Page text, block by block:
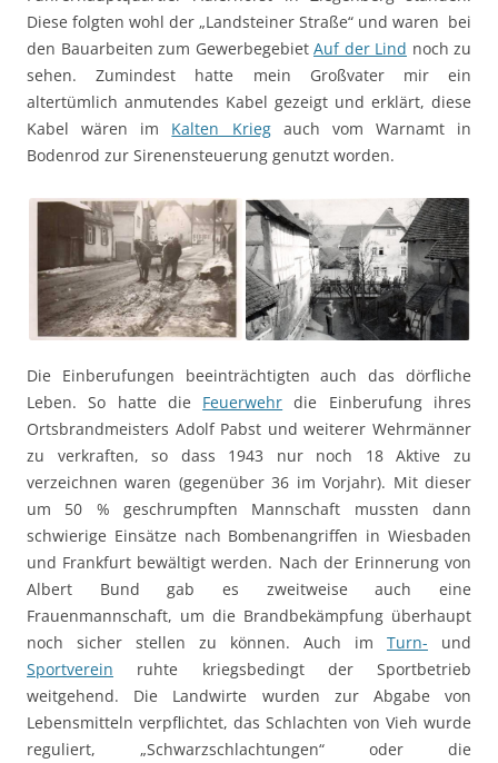
Diese folgten wohl der „Landsteiner Straße“ und waren bei
den Bauarbeiten zum Gewerbegebiet Auf der Lind noch zu
sehen. Zumindest hatte mein Großvater mir ein
altertümlich anmutendes Kabel gezeigt und erklärt, diese
Kabel wären im Kalten Kriegauch vom Warnamt in
Bodenrod zur Sirenensteuerung genutzt worden.
Die Einberufungen beeinträchtigten auch das dörfliche
Leben. So hatte die Feuerwehr die Einberufung ihres
Ortsbrandmeisters Adolf Pabst und weiterer Wehrmänner
zu verkraften, so dass 1943 nur noch 18 Aktive zu
verzeichnen waren (gegenüber 36 im Vorjahr). Mit dieser
um 50 % geschrumpften Mannschaft mussten dann
schwierige Einsätze nach Bombenangriffen in Wiesbaden
und Frankfurt bewältigt werden. Nach der Erinnerung von
Albert Bund gab es zweitweise auch eine
Frauenmannschaft, um die Brandbekämpfung überhaupt
noch sicher stellen zu können. Auch im Turn- und
Sportverein ruhte kriegsbedingt der Sportbetrieb
weitgehend. Die Landwirte wurden zur Abgabe von
Lebensmitteln verpflichtet, das Schlachten von Vieh wurde
reguliert, „Schwarzschlachtungen“ oder die